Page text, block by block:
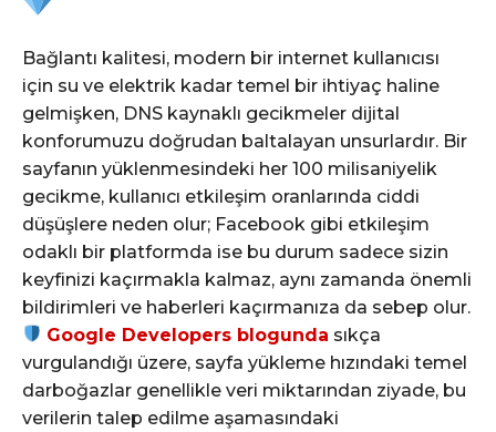
Bağlantı kalitesi, modern bir internet kullanıcısı
için su ve elektrik kadar temel bir ihtiyaç haline
gelmişken, DNS kaynaklı gecikmeler dijital
konforumuzu doğrudan baltalayan unsurlardır. Bir
sayfanın yüklenmesindeki her 100 milisaniyelik
gecikme, kullanıcı etkileşim oranlarında ciddi
düşüşlere neden olur; Facebook gibi etkileşim
odaklı bir platformda ise bu durum sadece sizin
keyfinizi kaçırmakla kalmaz, aynı zamanda önemli
bildirimleri ve haberleri kaçırmanıza da sebep olur.
Google Developers blogunda sıkça
vurgulandığı üzere, sayfa yükleme hızındaki temel
darboğazlar genellikle veri miktarından ziyade, bu
verilerin talep edilme aşamasındaki